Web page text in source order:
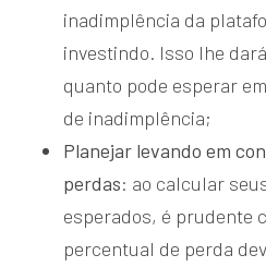
inadimplência da
investindo. Isso lhe
quanto pode esperar
de inadimplência;
Planejar levando em
perdas: ao calcular
esperados, é prudente
percentual de perda